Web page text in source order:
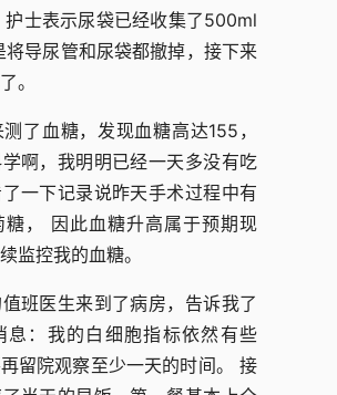
士表示尿袋已经收集了500ml
将导尿管和尿袋都撤掉，接下来
。
了血糖，发现血糖高达155，
啊，我明明已经一天多没有吃
一下记录说昨天手术过程中有
糖， 因此血糖升高属于预期现
监控我的血糖。
班医生来到了病房，告诉我了
息：我的白细胞指标依然有些
留院观察至少一天的时间。 接